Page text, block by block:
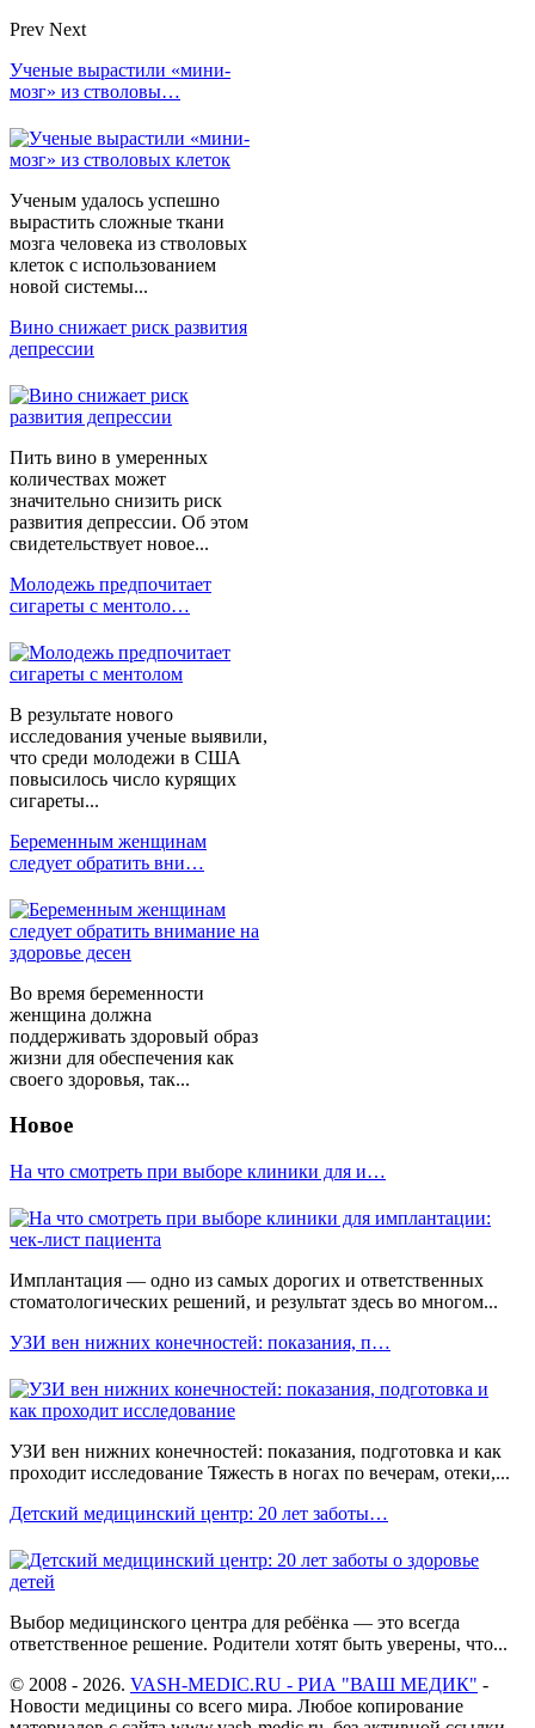
Prev Next
Ученые вырастили «мини-
мозг» из стволовы…
Ученым удалось успешно
вырастить сложные ткани
мозга человека из стволовых
клеток с использованием
новой системы...
Вино снижает риск развития
депрессии
Пить вино в умеренных
количествах может
значительно снизить риск
развития депрессии. Об этом
свидетельствует новое...
Молодежь предпочитает
сигареты с ментоло…
В результате нового
исследования ученые выявили,
что среди молодежи в США
повысилось число курящих
сигареты...
Беременным женщинам
следует обратить вни…
Во время беременности
женщина должна
поддерживать здоровый образ
жизни для обеспечения как
своего здоровья, так...
Новое
На что смотреть при выборе клиники для и…
Имплантация — одно из самых дорогих и ответственных
стоматологических решений, и результат здесь во многом...
УЗИ вен нижних конечностей: показания, п…
УЗИ вен нижних конечностей: показания, подготовка и как
проходит исследование Тяжесть в ногах по вечерам, отеки,...
Детский медицинский центр: 20 лет заботы…
Выбор медицинского центра для ребёнка — это всегда
ответственное решение. Родители хотят быть уверены, что...
© 2008 - 2026. VASH-MEDIC.RU - РИА "ВАШ МЕДИК" -
Новости медицины со всего мира. Любое копирование